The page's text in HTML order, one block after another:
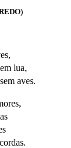
lua,
aves.